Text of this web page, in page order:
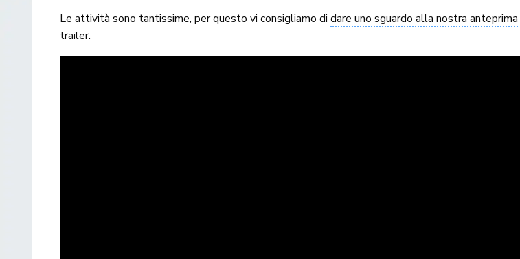
Le attività sono tantissime, per questo vi consigliamo didare uno sguardo alla nostra anteprima
trailer.